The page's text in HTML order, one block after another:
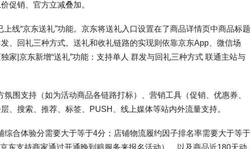
促销、官方立减叠加。
线“京东送礼”功能。京东将送礼入口设置在了商品详情页中商品标题
、回礼三种方式。送礼和收礼链路的实现则依靠京东App、微信场
家|京东新增“送礼”功能：支持单人 群发与回礼三种方式 联通主站与
围支持（如为活动商品各链路打标）、营销工具（促销、优惠券、
、搜索、推荐、标签、PUSH、线上媒体等站内外流量支持。
综合体验分需要大于等于4分；店铺物流履约因子排名率需要大于等于
东支持商家通过开通晚到赔服务来报名活动），以及商品近180天动